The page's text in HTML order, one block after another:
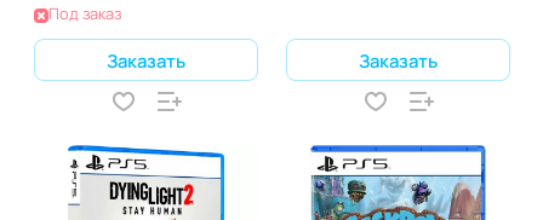
Под заказ
Заказать Заказать